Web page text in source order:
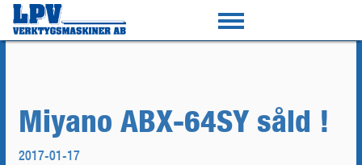
Miyano ABX-64SY såld !
2017-01-17